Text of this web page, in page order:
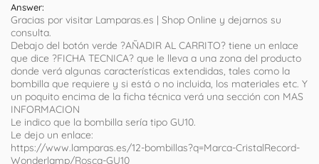
Answer:
Gracias por visitar Lamparas.es | Shop Online y dejarnos su
consulta.
Debajo del botón verde ?AÑADIR AL CARRITO? tiene un enlace
que dice ?FICHA TECNICA? que le lleva a una zona del producto
donde verá algunas características extendidas, tales como la
bombilla que requiere y si está o no incluida, los materiales etc. Y
un poquito encima de la ficha técnica verá una sección con MAS
INFORMACION
Le indico que la bombilla sería tipo GU10.
Le dejo un enlace:
https://www.lamparas.es/12-bombillas?q=Marca-CristalRecord-
Wonderlamp/Rosca-GU10